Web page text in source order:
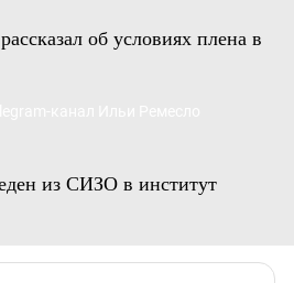
об условиях плена в
из СИЗО в институт